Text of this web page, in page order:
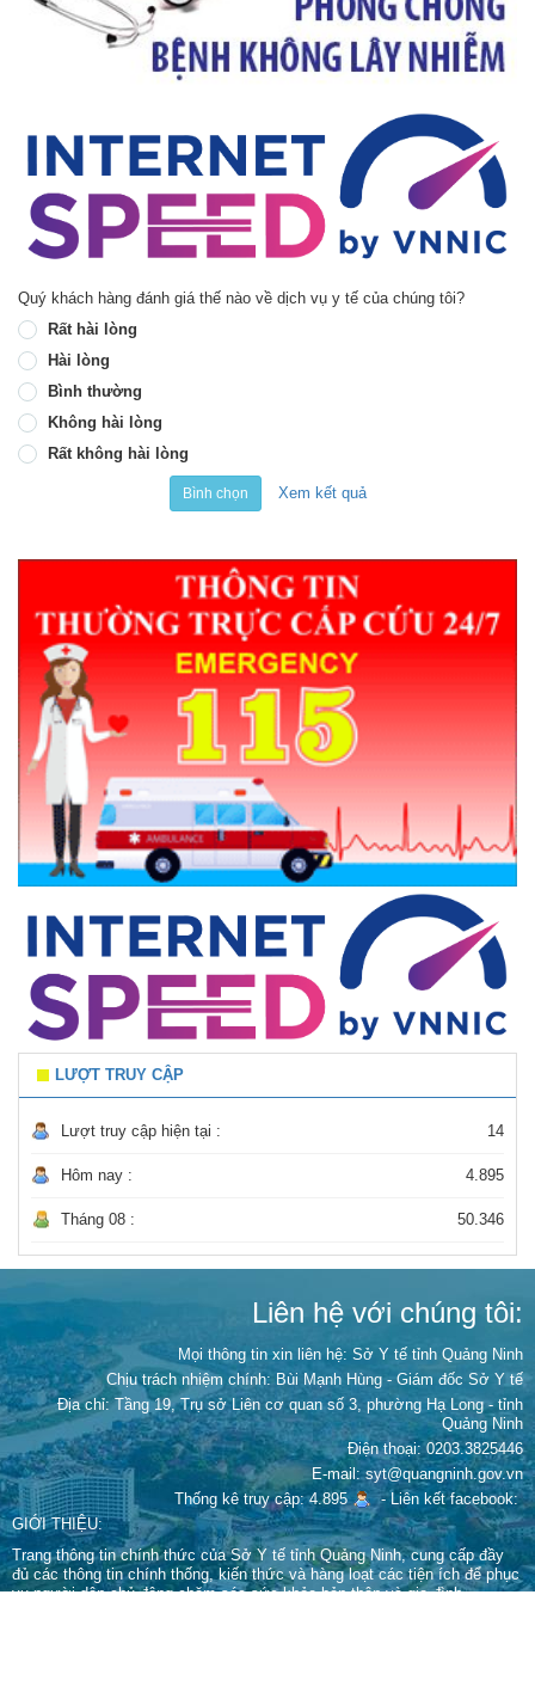
Quý khách hàng đánh giá thế nào về dịch vụ y tế của chúng tôi?
Rất hài lòng
Hài lòng
Bình thường
Không hài lòng
Rất không hài lòng
Bình chọn Xem kết quả
LƯỢT TRUY CẬP
Lượt truy cập hiện tại : 14
Hôm nay : 4.895
Tháng 08 : 50.346
Liên hệ với chúng tôi:
Mọi thông tin xin liên hệ: Sở Y tế tỉnh Quảng Ninh
Chịu trách nhiệm chính: Bùi Mạnh Hùng - Giám đốc Sở Y tế
Địa chỉ: Tầng 19, Trụ sở Liên cơ quan số 3, phường Hạ Long - tỉnh
Quảng Ninh
Điện thoại: 0203.3825446
E-mail: syt@quangninh.gov.vn
Thống kê truy cập: 4.895
- Liên kết facebook:
GIỚI THIỆU:
Trang thông tin chính thức của Sở Y tế tỉnh Quảng Ninh, cung cấp đầy
đủ các thông tin chính thống, kiến thức và hàng loạt các tiện ích để phục
vụ người dân chủ động chăm sóc sức khỏe bản thân và gia đình.